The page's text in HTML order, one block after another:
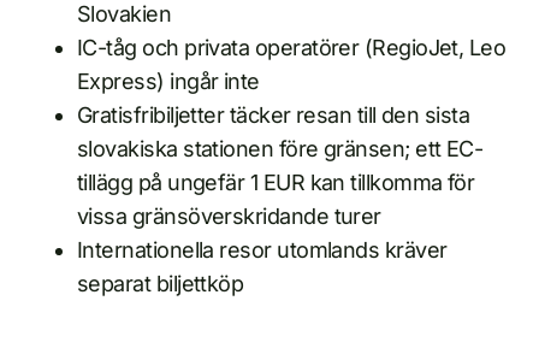
Slovakien
IC-tåg och privata operatörer (RegioJet, Leo
Express) ingår inte
Gratisfribiljetter täcker resan till den sista
slovakiska stationen före gränsen; ett EC-
tillägg på ungefär 1 EUR kan tillkomma för
vissa gränsöverskridande turer
Internationella resor utomlands kräver
separat biljettköp